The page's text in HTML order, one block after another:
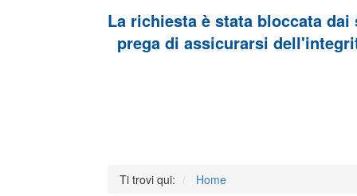
La richiesta è stata bloccata
prega di assicurarsi
Ti trovi qui: Home